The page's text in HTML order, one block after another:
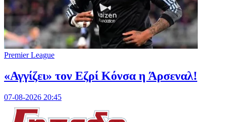
Premier League
«Αγγίζει» τον Εζρί Κόνσα η Άρσεναλ!
07-08-2026 20:45